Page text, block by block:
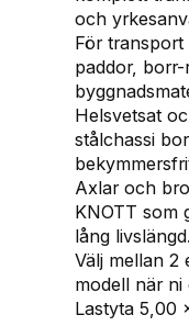
(
5
×
2
,
2
m
l
a
s
t
2
6
och
För transport
paddor, borr-
Helsvetsat
stålchassi
Axlar och
KNOTT som
lång livslängd.
Välj mellan 2
modell när ni
Lastyta 5,00